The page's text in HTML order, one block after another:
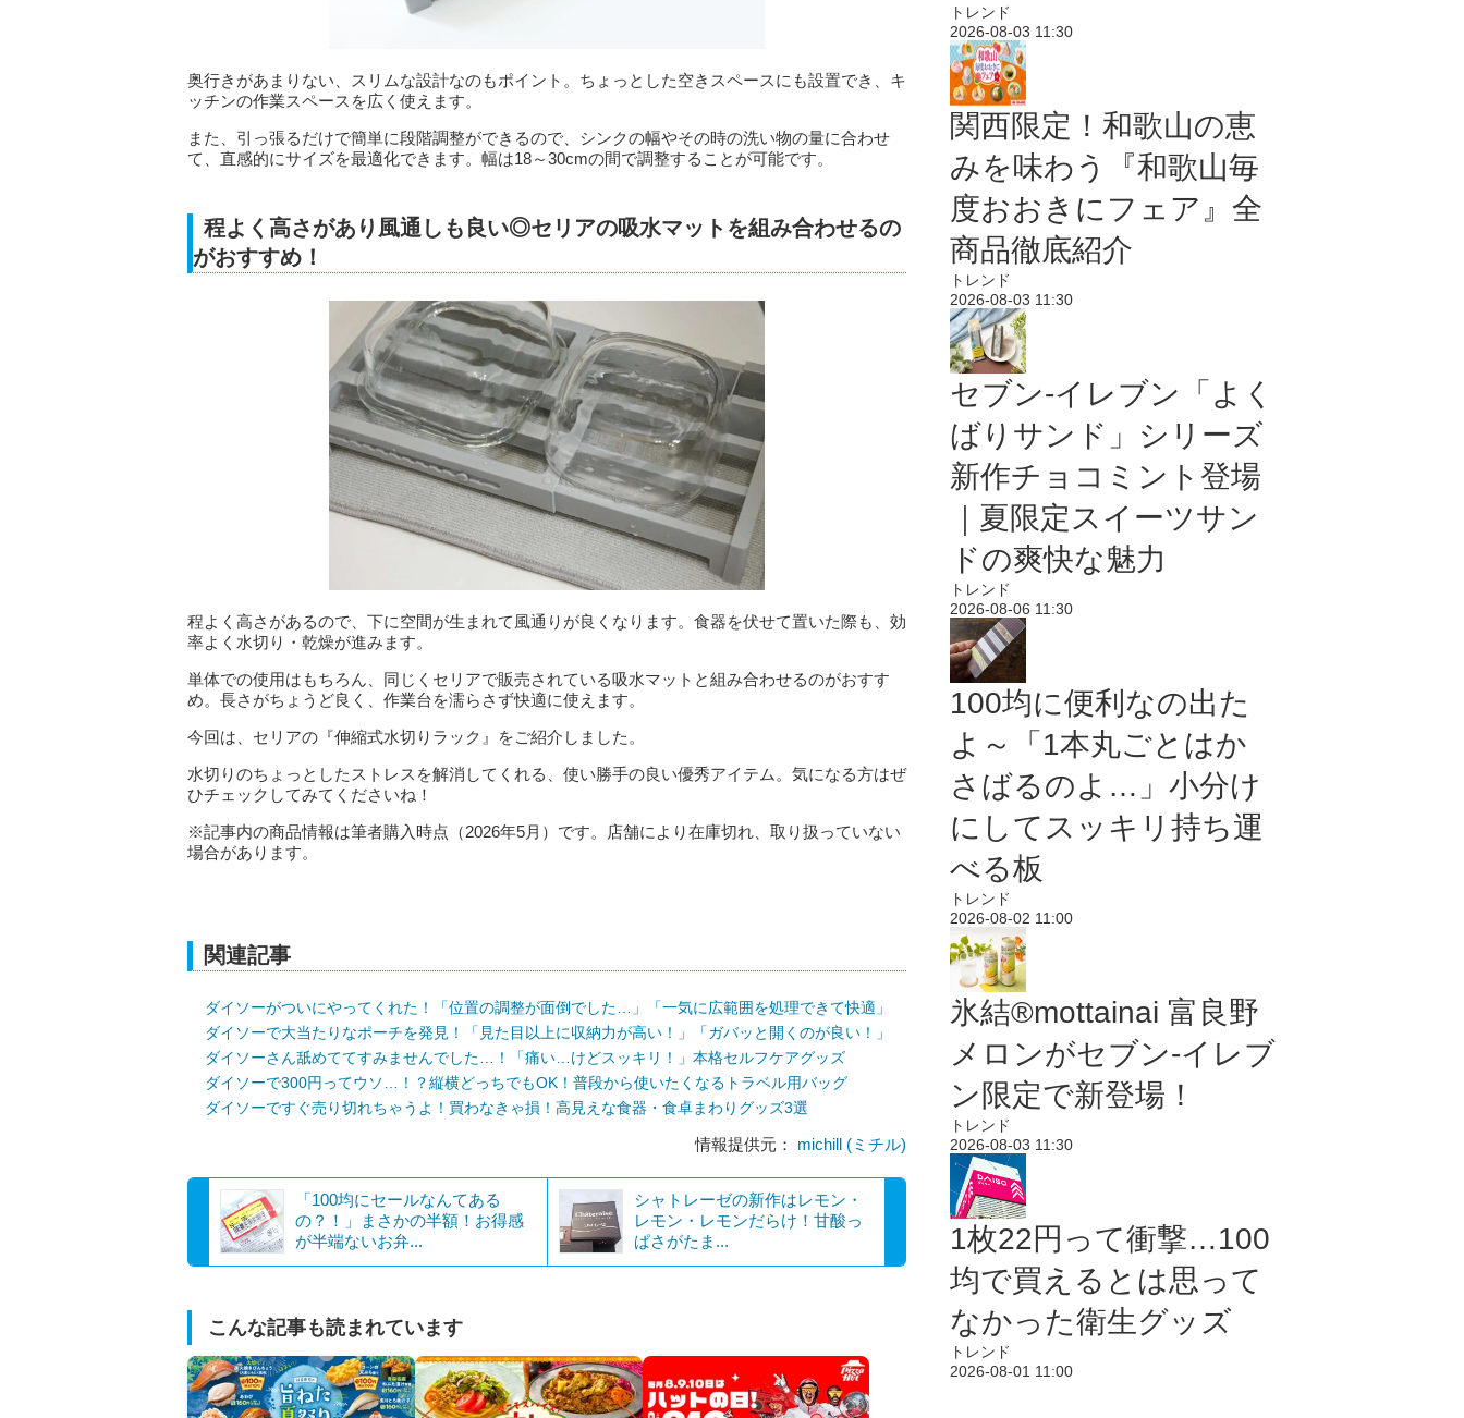
奥行きがあまりない、スリムな設計なのもポイント。ちょっとした空きスペースにも設置でき、キ
ッチンの作業スペースを広く使えます。
また、引っ張るだけで簡単に段階調整ができるので、シンクの幅やその時の洗い物の量に合わせ
て、直感的にサイズを最適化できます。幅は18～30cmの間で調整することが可能です。
程よく高さがあり風通しも良い◎セリアの吸水マットを組み合わせるの
がおすすめ！
程よく高さがあるので、下に空間が生まれて風通りが良くなります。食器を伏せて置いた際も、効
率よく水切り・乾燥が進みます。
単体での使用はもちろん、同じくセリアで販売されている吸水マットと組み合わせるのがおすす
め。長さがちょうど良く、作業台を濡らさず快適に使えます。
今回は、セリアの『伸縮式水切りラック』をご紹介しました。
水切りのちょっとしたストレスを解消してくれる、使い勝手の良い優秀アイテム。気になる方はぜ
ひチェックしてみてくださいね！
※記事内の商品情報は筆者購入時点（2026年5月）です。店舗により在庫切れ、取り扱っていない
場合があります。
関連記事
ダイソーがついにやってくれた！「位置の調整が面倒でした…」「一気に広範囲を処理できて快適」
ダイソーで大当たりなポーチを発見！「見た目以上に収納力が高い！」「ガバッと開くのが良い！」
ダイソーさん舐めててすみませんでした…！「痛い…けどスッキリ！」本格セルフケアグッズ
ダイソーで300円ってウソ…！？縦横どっちでもOK！普段から使いたくなるトラベル用バッグ
ダイソーですぐ売り切れちゃうよ！買わなきゃ損！高見えな食器・食卓まわりグッズ3選
情報提供元： michill (ミチル)
「100均にセールなんてある
の？！」まさかの半額！お得感
が半端ないお弁...
シャトレーゼの新作はレモン・
レモン・レモンだらけ！甘酸っ
ぱさがたま...
こんな記事も読まれています
トレンド
2026-08-03 11:30
関西限定！和歌山の恵
みを味わう『和歌山毎
度おおきにフェア』全
商品徹底紹介
トレンド
2026-08-03 11:30
セブン‐イレブン「よく
ばりサンド」シリーズ
新作チョコミント登場
｜夏限定スイーツサン
ドの爽快な魅力
トレンド
2026-08-06 11:30
100均に便利なの出た
よ～「1本丸ごとはか
さばるのよ…」小分け
にしてスッキリ持ち運
べる板
トレンド
2026-08-02 11:00
氷結®mottainai 富良野
メロンがセブン‐イレブ
ン限定で新登場！
トレンド
2026-08-03 11:30
1枚22円って衝撃…100
均で買えるとは思って
なかった衛生グッズ
トレンド
2026-08-01 11:00